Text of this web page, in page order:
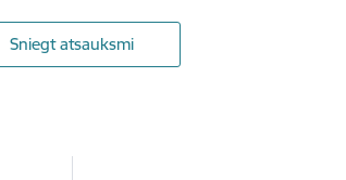
Sniegt atsauksmi